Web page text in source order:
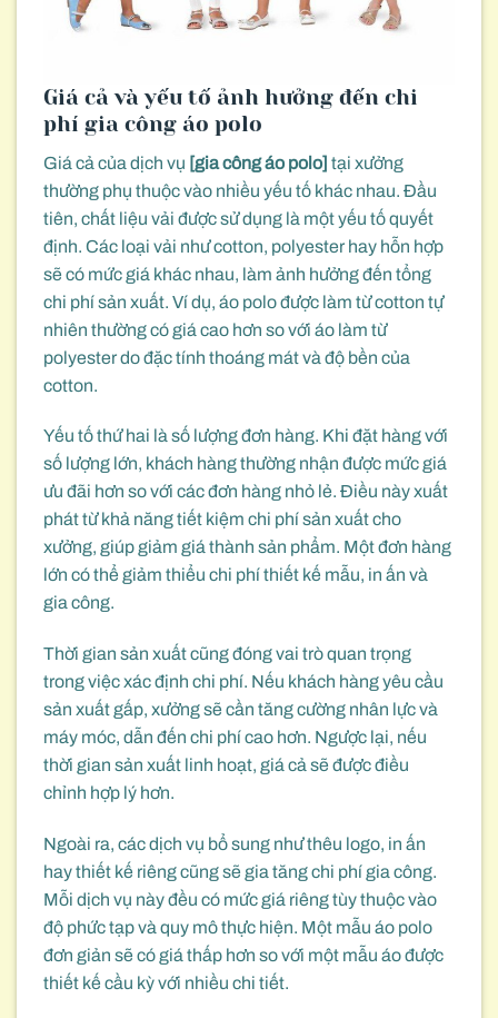
Giá cả và yếu tố ảnh hưởng đến chi
phí gia công áo polo
Giá cả của dịch vụ [gia công áo polo] tại xưởng
thường phụ thuộc vào nhiều yếu tố khác nhau. Đầu
tiên, chất liệu vải được sử dụng là một yếu tố quyết
định. Các loại vải như cotton, polyester hay hỗn hợp
sẽ có mức giá khác nhau, làm ảnh hưởng đến tổng
chi phí sản xuất. Ví dụ, áo polo được làm từ cotton tự
nhiên thường có giá cao hơn so với áo làm từ
polyester do đặc tính thoáng mát và độ bền của
cotton.
Yếu tố thứ hai là số lượng đơn hàng. Khi đặt hàng với
số lượng lớn, khách hàng thường nhận được mức giá
ưu đãi hơn so với các đơn hàng nhỏ lẻ. Điều này xuất
phát từ khả năng tiết kiệm chi phí sản xuất cho
xưởng, giúp giảm giá thành sản phẩm. Một đơn hàng
lớn có thể giảm thiểu chi phí thiết kế mẫu, in ấn và
gia công.
Thời gian sản xuất cũng đóng vai trò quan trọng
trong việc xác định chi phí. Nếu khách hàng yêu cầu
sản xuất gấp, xưởng sẽ cần tăng cường nhân lực và
máy móc, dẫn đến chi phí cao hơn. Ngược lại, nếu
thời gian sản xuất linh hoạt, giá cả sẽ được điều
chỉnh hợp lý hơn.
Ngoài ra, các dịch vụ bổ sung như thêu logo, in ấn
hay thiết kế riêng cũng sẽ gia tăng chi phí gia công.
Mỗi dịch vụ này đều có mức giá riêng tùy thuộc vào
độ phức tạp và quy mô thực hiện. Một mẫu áo polo
đơn giản sẽ có giá thấp hơn so với một mẫu áo được
thiết kế cầu kỳ với nhiều chi tiết.